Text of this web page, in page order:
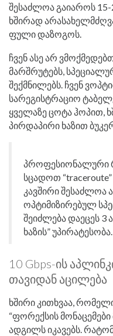
შესაძლოა გაიაროს 15-
ხშირად
ფული დაზოგოს.
ჩვენ ასე არ
მარშრუტებს,
შექმნილებს. ჩვენ
სარეგისტრაციო
ყველაზე ცოტა ჰოპით,
პირდაპირი ხაზით
პროფესიონალური
სცადოთ
კავშირი შესაძლოა
ოპტიმიზირებულ
შეიძლება დაეცეს 3
ხაზის” უპირატესობა.
10 Gbps-ის
თავიდან აცილება
ხშირი კითხვაა,
“ფორექსის
ადგილს იკავებს.